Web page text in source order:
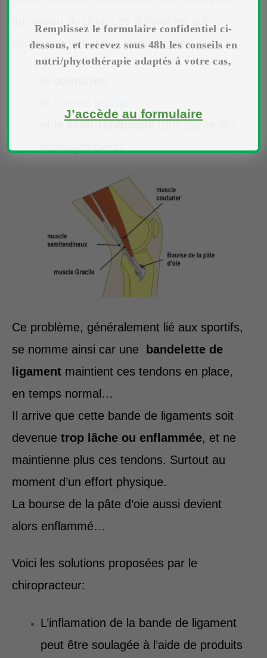
correspondent à ces tendons sont:
et lesemi-tendineux(une partie des
Ce problème, généralement lié aux sportifs,
se nomme ainsi car une bandelette de
ligament maintient ces tendons en place,
en temps normal…
Il arrive que cette bande de ligaments soit
devenue trop lâche ou enflammée, et ne
maintienne plus ces tendons. Surtout au
moment d’un effort physique.
La bourse de la pâte d’oie aussi devient
alors enflammé…
Voici les solutions proposées par le
chiropracteur:
L’inflamation de la bande de ligament
peut être soulagée à l’aide de produits
Remplissez le formulaire confidentiel ci-
dessous, et recevez sous 48h les conseils en
nutri/phytothérapie adaptés à votre cas,
J’accède au formulaire